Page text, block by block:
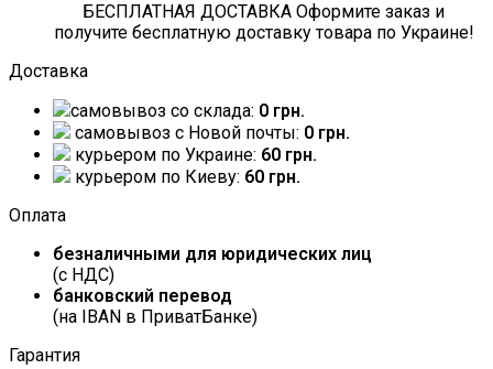
БЕСПЛАТНАЯ ДОСТАВКА Оформите заказ и
получите бесплатную доставку товара по Украине!
Доставка
самовывоз со склада: 0 грн.
самовывоз c Новой почты: 0 грн.
курьером по Украине: 60 грн.
курьером по Киеву: 60 грн.
Оплата
безналичными для юридических лиц
(с НДС)
банковский перевод
(на IBAN в ПриватБанке)
Гарантия